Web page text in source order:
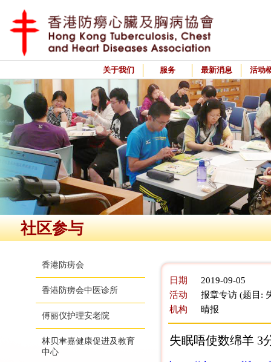
关于我们 服务 最新消息 活动
社区参与
香港防痨会
香港防痨会中医诊所
傅丽仪护理安老院
林贝聿嘉健康促进及教育
中心
日期
2019-09-05
活动
报章专访 (题目:
机构
晴报
失眠唔使数绵羊 3